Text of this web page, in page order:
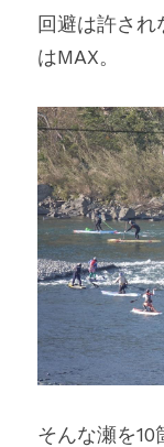
回避は許さ
はMAX。
そんな瀬を